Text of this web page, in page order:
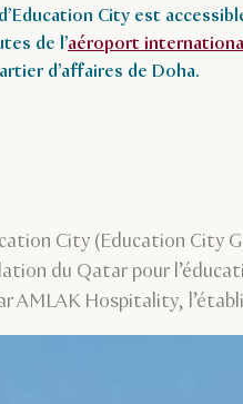
City est
de l’aéroport
d’affaires de Doha.
City (Education City
du Qatar pour
AMLAK Hospitality,